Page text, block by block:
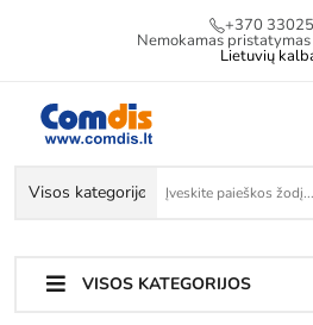
+370
Nemokamas
Lietuvių
VISOS KATEGORIJOS